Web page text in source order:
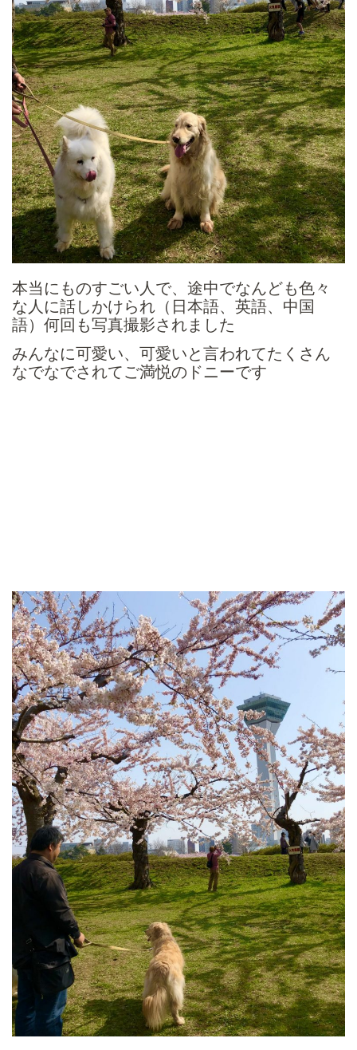
本当にものすごい人で、途中でなんども色々
な人に話しかけられ（日本語、英語、中国
語）何回も写真撮影されました
みんなに可愛い、可愛いと言われてたくさん
なでなでされてご満悦のドニーです